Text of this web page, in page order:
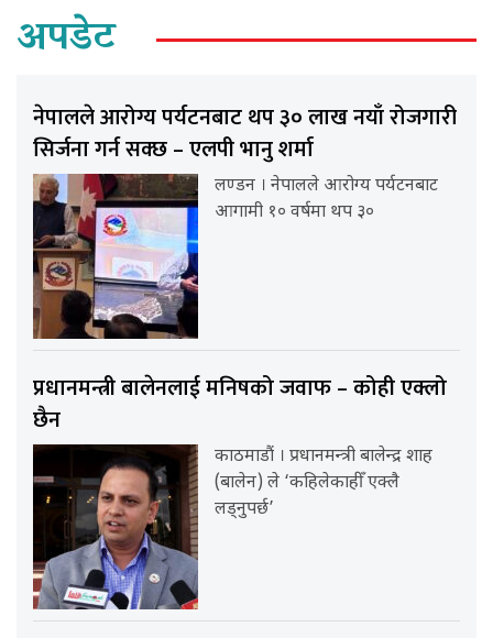
अपडेट
नेपालले आरोग्य पर्यटनबाट थप ३० लाख नयाँ रोजगारी
सिर्जना गर्न सक्छ – एलपी भानु शर्मा
लण्डन । नेपालले आरोग्य पर्यटनबाट
आगामी १० वर्षमा थप ३०
प्रधानमन्त्री बालेनलाई मनिषको जवाफ – कोही एक्लो
छैन
काठमाडौं । प्रधानमन्त्री बालेन्द्र शाह
(बालेन) ले ‘कहिलेकाहीँ एक्लै
लड्नुपर्छ’